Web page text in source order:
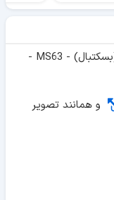
مدال آویز بازی های آسیایی تهران 1353 (بسکتبال) - MS63 -
و همانند تصویر